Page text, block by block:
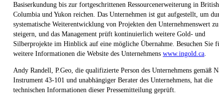
Basiserkundung bis zur fortgeschrittenen Ressourcenerweiterung in British
Columbia und Yukon reichen. Das Unternehmen ist gut aufgestellt, um
systematische Weiterentwicklung von Projekten den Unternehmenswert zu
steigern, und das Management prüft kontinuierlich weitere Gold- und
Silberprojekte im Hinblick auf eine mögliche Übernahme. Besuchen Sie
weitere Informationen die Website des Unternehmens www.ingold.ca
Andy Randell, P.Geo, die qualifizierte Person des Unternehmens gemäß
Instrument 43-101 und unabhängiger Berater des Unternehmens, hat die
technischen Informationen dieser Pressemitteilung geprüft.